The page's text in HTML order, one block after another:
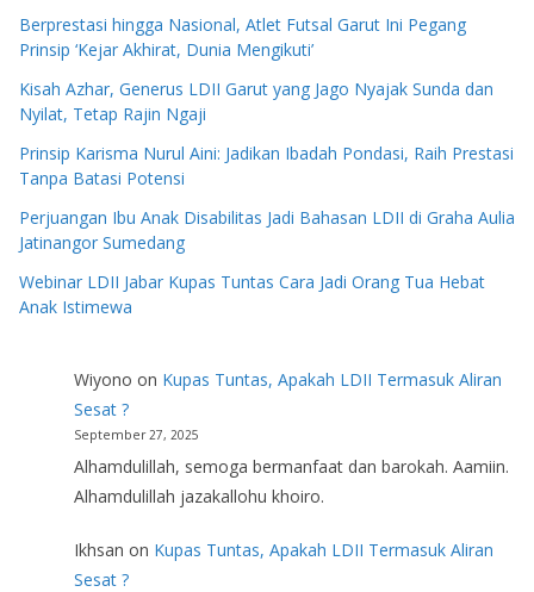
Berprestasi hingga Nasional, Atlet Futsal Garut Ini Pegang
Prinsip ‘Kejar Akhirat, Dunia Mengikuti’
Kisah Azhar, Generus LDII Garut yang Jago Nyajak Sunda dan
Nyilat, Tetap Rajin Ngaji
Prinsip Karisma Nurul Aini: Jadikan Ibadah Pondasi, Raih Prestasi
Tanpa Batasi Potensi
Perjuangan Ibu Anak Disabilitas Jadi Bahasan LDII di Graha Aulia
Jatinangor Sumedang
Webinar LDII Jabar Kupas Tuntas Cara Jadi Orang Tua Hebat
Anak Istimewa
Wiyono on Kupas Tuntas, Apakah LDII Termasuk Aliran
Sesat ?
September 27, 2025
Alhamdulillah, semoga bermanfaat dan barokah. Aamiin.
Alhamdulillah jazakallohu khoiro.
Ikhsan on Kupas Tuntas, Apakah LDII Termasuk Aliran
Sesat ?